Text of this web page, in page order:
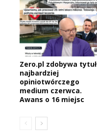
Zero.pl zdobywa tytuł
najbardziej
opiniotwórczego
medium czerwca.
Awans o 16 miejsc